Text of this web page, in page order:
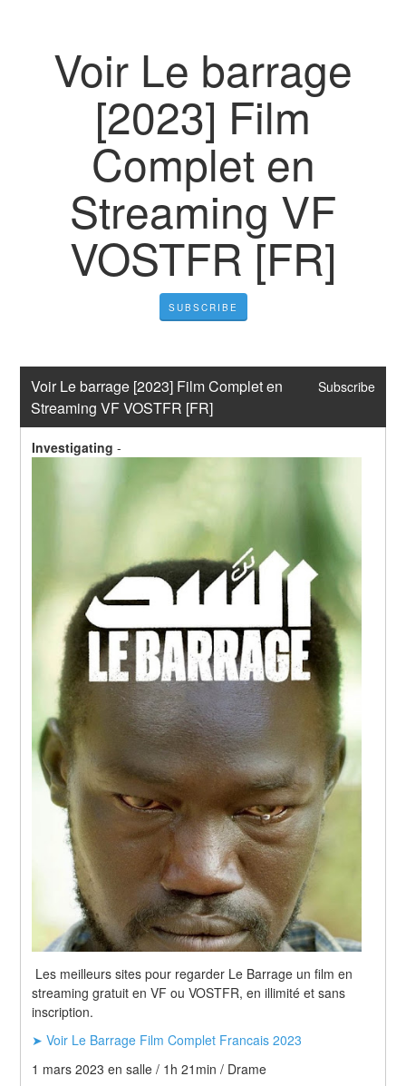
Voir Le barrage
[2023] Film
Complet en
Streaming VF
VOSTFR [FR]
SUBSCRIBE
Voir Le barrage [2023] Film Complet en
Streaming VF VOSTFR [FR]
Subscribe
Investigating -
Les meilleurs sites pour regarder Le Barrage un film en
streaming gratuit en VF ou VOSTFR, en illimité et sans
inscription.
➤ Voir Le Barrage Film Complet Francais 2023
1 mars 2023 en salle / 1h 21min / Drame